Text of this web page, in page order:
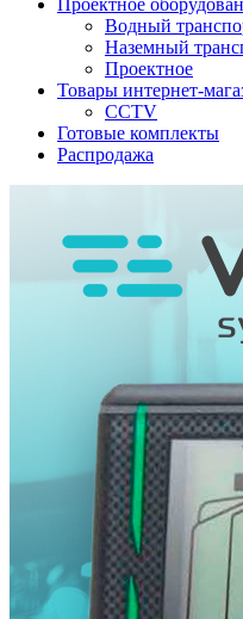
Проектное
Водный
Наземный
Проектное
Товары интернет-
CCTV
Готовые комплекты
Распродажа